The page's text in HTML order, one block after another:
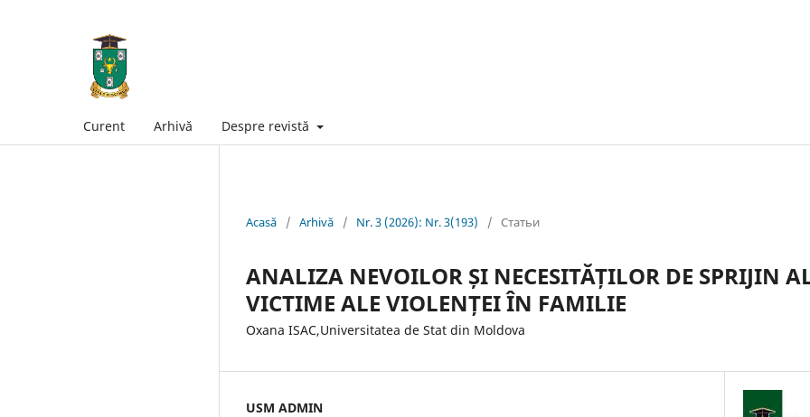
Curent Arhivă Despre revistă
Acasă / Arhivă / Nr. 3 (2026): Nr. 3(193) / Статьи
ANALIZA NEVOILOR ȘI NECESITĂȚILOR DE SPRIJIN
VICTIME ALE VIOLENȚEI ÎN FAMILIE
Oxana ISAC,Universitatea de Stat din Moldova
USM ADMIN